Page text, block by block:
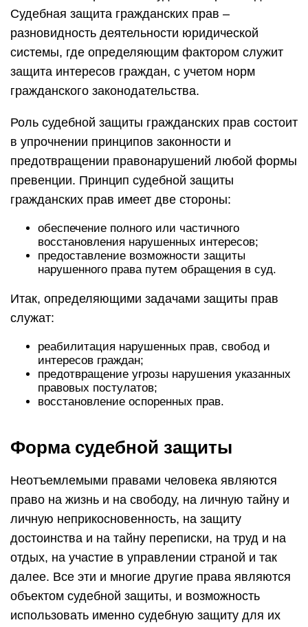
Судебная защита гражданских прав –
разновидность деятельности юридической
системы, где определяющим фактором служит
защита интересов граждан, с учетом норм
гражданского законодательства.
Роль судебной защиты гражданских прав состоит
в упрочнении принципов законности и
предотвращении правонарушений любой формы
превенции. Принцип судебной защиты
гражданских прав имеет две стороны:
обеспечение полного или частичного
восстановления нарушенных интересов;
предоставление возможности защиты
нарушенного права путем обращения в суд.
Итак, определяющими задачами защиты прав
служат:
реабилитация нарушенных прав, свобод и
интересов граждан;
предотвращение угрозы нарушения указанных
правовых постулатов;
восстановление оспоренных прав.
Форма судебной защиты
Неотъемлемыми правами человека являются
право на жизнь и на свободу, на личную тайну и
личную неприкосновенность, на защиту
достоинства и на тайну переписки, на труд и на
отдых, на участие в управлении страной и так
далее. Все эти и многие другие права являются
объектом судебной защиты, и возможность
использовать именно судебную защиту для их